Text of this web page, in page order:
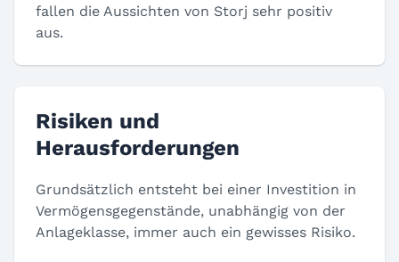
fallen die Aussichten von Storj sehr positiv
aus.
Risiken und
Herausforderungen
Grundsätzlich entsteht bei einer Investition in
Vermögensgegenstände, unabhängig von der
Anlageklasse, immer auch ein gewisses Risiko.